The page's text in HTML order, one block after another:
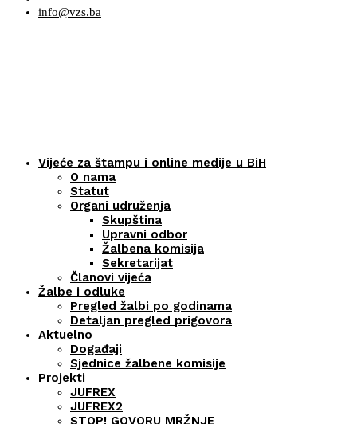
info@vzs.ba
Vijeće za štampu i online medije u BiH
O nama
Statut
Organi udruženja
Skupština
Upravni odbor
Žalbena komisija
Sekretarijat
Članovi vijeća
Žalbe i odluke
Pregled žalbi po godinama
Detaljan pregled prigovora
Aktuelno
Događaji
Sjednice žalbene komisije
Projekti
JUFREX
JUFREX2
STOP! GOVORU MRŽNJE